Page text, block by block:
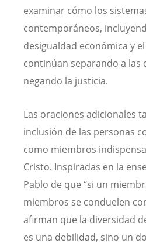
examinar cómo los
contemporáneos,
desigualdad económica y
continúan separando a las
negando la justicia.
Las oraciones adicionales
inclusión de las personas
como miembros
Cristo. Inspiradas en la
Pablo de que “si un
miembros se conduelen
afirman que la diversidad
es una debilidad, sino un